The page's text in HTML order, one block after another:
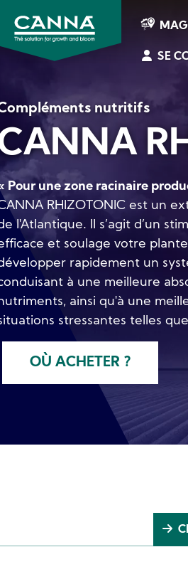
SE
nutritifs
Pour une zone racinaire
RHIZOTONIC est un
l'Atlantique. Il s’agit d’un
et soulage votre
rapidement un
à une meilleure
ainsi qu'à une
stressantes telles
OÙ ACHETER ?